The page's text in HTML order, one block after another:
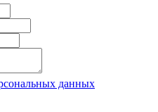
данных